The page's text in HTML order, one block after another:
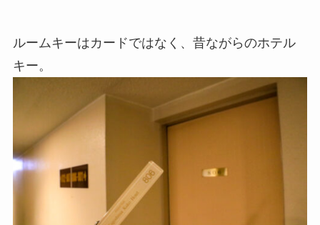
ルームキーはカードではなく、昔ながらのホテル
キー。